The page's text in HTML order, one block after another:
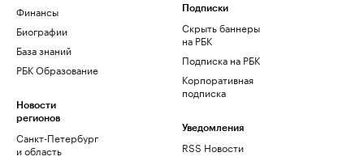
Финансы
Биографии
База знаний
РБК Образование
Новости
регионов
Санкт-Петербург
и область
Подписки
Скрыть баннеры
на РБК
Подписка на РБК
Корпоративная
подписка
Уведомления
RSS Новости